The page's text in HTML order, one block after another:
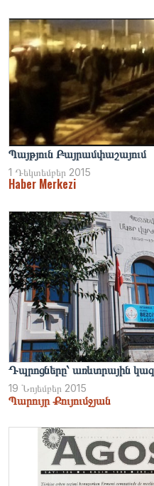
Պայթյուն Բայրամփաշայում
1 Դեկտեմբեր 2015
Haber Merkezi
Դպրոցները՝ առևտրային
19 Նոյեմբեր 2015
Պարույր Քույումջյան